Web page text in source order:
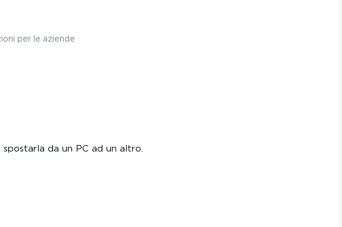
per le aziende
da un PC ad un altro.